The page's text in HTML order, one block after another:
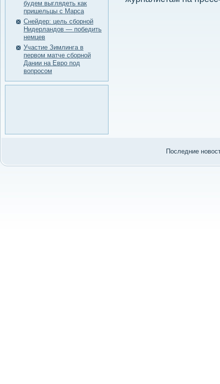
будем выглядеть как
пришельцы с Марса
Снейдер: цель сборной
Нидерландов — победить
немцев
Участие Зимлинга в
первом матче сборной
Дании на Евро под
вопросом
Последние